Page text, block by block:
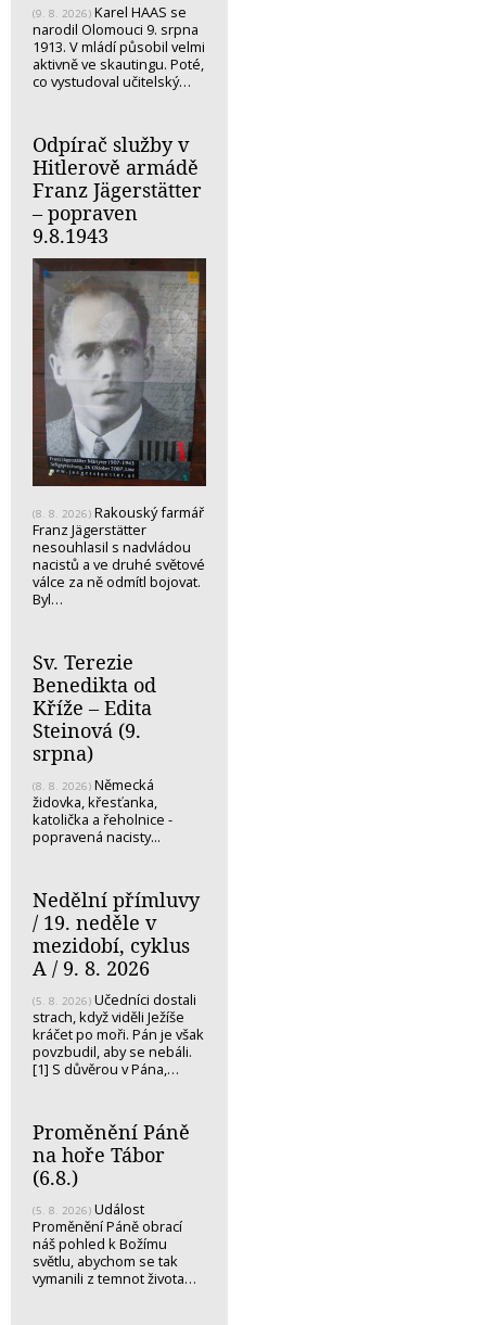
(9. 8. 2026) Karel HAAS se
narodil Olomouci 9. srpna
1913. V mládí působil velmi
aktivně ve skautingu. Poté,
co vystudoval učitelský…
Odpírač služby v
Hitlerově armádě
Franz Jägerstätter
– popraven
9.8.1943
(8. 8. 2026) Rakouský farmář
Franz Jägerstätter
nesouhlasil s nadvládou
nacistů a ve druhé světové
válce za ně odmítl bojovat.
Byl…
Sv. Terezie
Benedikta od
Kříže – Edita
Steinová (9.
srpna)
(8. 8. 2026) Německá
židovka, křesťanka,
katolička a řeholnice -
popravená nacisty...
Nedělní přímluvy
/ 19. neděle v
mezidobí, cyklus
A / 9. 8. 2026
(5. 8. 2026) Učedníci dostali
strach, když viděli Ježíše
kráčet po moři. Pán je však
povzbudil, aby se nebáli.
[1] S důvěrou v Pána,…
Proměnění Páně
na hoře Tábor
(6.8.)
(5. 8. 2026) Událost
Proměnění Páně obrací
náš pohled k Božímu
světlu, abychom se tak
vymanili z temnot života…